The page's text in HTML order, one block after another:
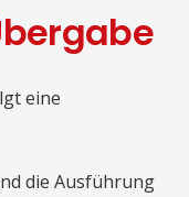
eine
die Ausführung